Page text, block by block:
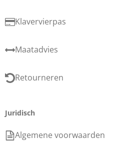
Klavervierpas
Maatadvies
Retourneren
Juridisch
Algemene voorwaarden